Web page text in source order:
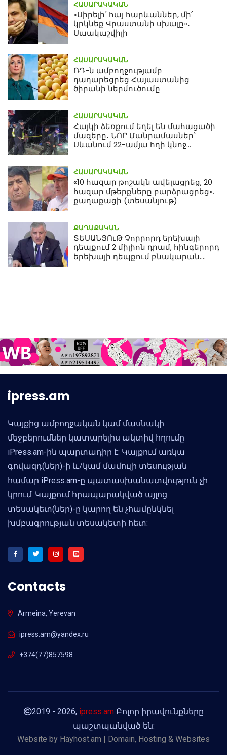
ՀԱՍԱՐԱԿԱԿԱՆ
«Սիրելի՛ հայ հարևաններ, մի՛
կրկնեք Վրաստանի սխալը»․
Սաակաշվիլի
ՀԱՍԱՐԱԿԱԿԱՆ
ՌԴ-ն ամբողջությամբ
դադարեցրեց Հայաստանից
ծիրանի ներմուծումը
ՀԱՍԱՐԱԿԱԿԱՆ
Հայկի ձեռքում եղել են մահացածի
մազերը․ ՆՈՐ Մանրամասներ՝
Սևանում 22-ամյա հղի կնոջ
ՀԱՍԱՐԱԿԱԿԱՆ
«10 հազար թոշակն ավելացրեց, 20
հազար մթերքները բարձրացրեց».
քաղաքացի (տեսանյութ)
ՔԱՂԱՔԱԿԱՆ
ՏԵՍԱՆՅՈւԹ Չորրորդ երեխայի
դեպքում 2 միլիոն դրամ, հինգերորդ
երեխայի դեպքում բնակարան.
ipress.am
Կայքից ամբողջական կամ մասնակի
մեջբերումներ կատարելիս ակտիվ հղումը
iPress.am-ին պարտադիր է: Կայքում առկա
գովազդ(ներ)-ի և/կամ մամուլի տեսության
համար iPress.am-ը պատասխանատվություն չի
կրում: Կայքում հրապարակված այլոց
տեսակետ(ներ)-ը կարող են չհամընկնել
խմբագրության տեսակետի հետ:
Contacts
Armeina, Yerevan
ipress.am@yandex.ru
+374(77)857598
2019 - 2026, ipress.amԲոլոր իրավունքները
պաշտպանված են:
Website by Hayhost.am | Domain, Hosting & Websites